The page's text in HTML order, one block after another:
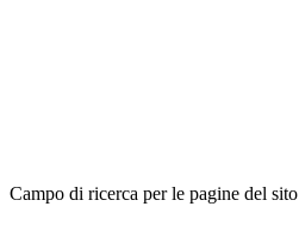
Campo di ricerca per le pagine del sito